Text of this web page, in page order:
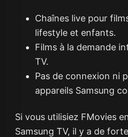
Chaînes live pour
lifestyle et enfants.
Films à la demande
TV.
Pas de connexion ni
appareils Samsung
Si vous utilisiez FMovies
Samsung TV, il y a de